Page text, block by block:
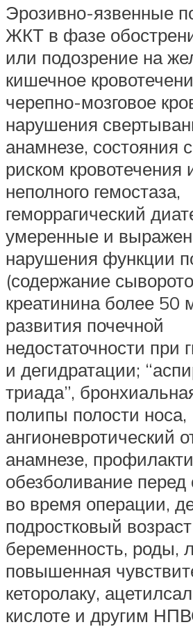
Эрозивно-язвенные
ЖКТ в фазе
или подозрение на
кишечное
черепно-мозговое
нарушения
анамнезе, состояния
риском кровотечения
неполного гемостаза,
геморрагический
умеренные и
нарушения функции
(содержание
креатинина более 50
развития почечной
недостаточности при
и дегидратации;
триада”,
полипы полости носа,
ангионевротический
анамнезе,
обезболивание
во время операции,
подростковый
беременность, роды,
повышенная
кеторолаку,
кислоте и другим